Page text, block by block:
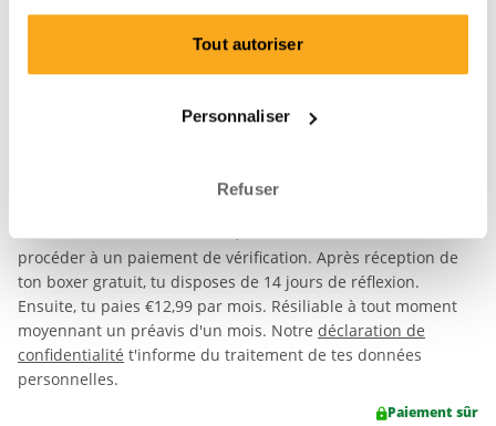
Tout autoriser
Personnaliser
Refuser
inscription.
Pour valider ton abonnement, nous te demandons de
procéder à un paiement de vérification. Après réception de
ton boxer gratuit, tu disposes de 14 jours de réflexion.
Ensuite, tu paies €12,99 par mois. Résiliable à tout moment
moyennant un préavis d'un mois. Notre déclaration de
confidentialité t'informe du traitement de tes données
personnelles.
Paiement sûr